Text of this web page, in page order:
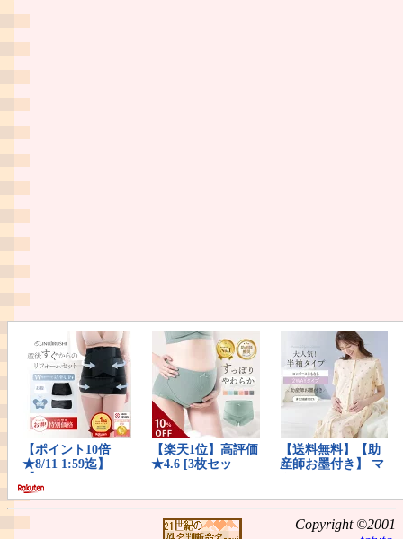
Copyright ©2001